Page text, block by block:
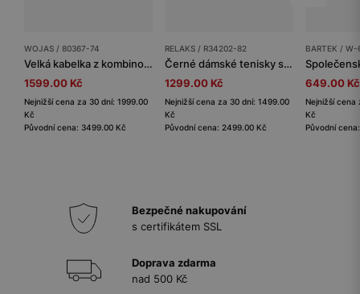
WOJAS / 80367-74
Velká kabelka z kombinované kůže
1599.00 Kč
Nejnižší cena za 30 dní: 1999.00
Kč
Původní cena: 3499.00 Kč
RELAKS / R34202-82
Černé dámské tenisky s leopardím vzorem RELAKS
1299.00 Kč
Nejnižší cena za 30 dní: 1499.00
Kč
Původní cena: 2499.00 Kč
BARTEK /
649.00 Kč
Nejnižší cena
Kč
Původní
Bezpečné nakupování
s certifikátem SSL
Doprava zdarma
nad 500 Kč